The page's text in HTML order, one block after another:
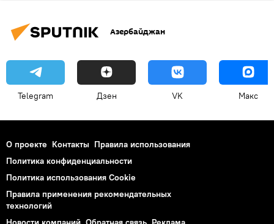
Азербайджан
Telegram Дзен VK Макс
О проекте Контакты Правила использования
Политика конфиденциальности
Политика использования Cookie
Правила применения рекомендательных
технологий